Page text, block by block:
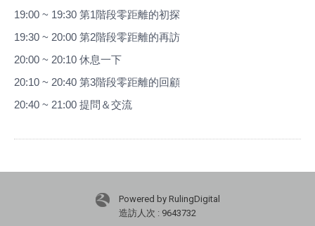
19:00 ~ 19:30 第1階段零距離的初探
19:30 ~ 20:00 第2階段零距離的再訪
20:00 ~ 20:10 休息一下
20:10 ~ 20:40 第3階段零距離的回顧
20:40 ~ 21:00 提問＆交流
Powered by RulingDigital
造訪人次 : 9643732